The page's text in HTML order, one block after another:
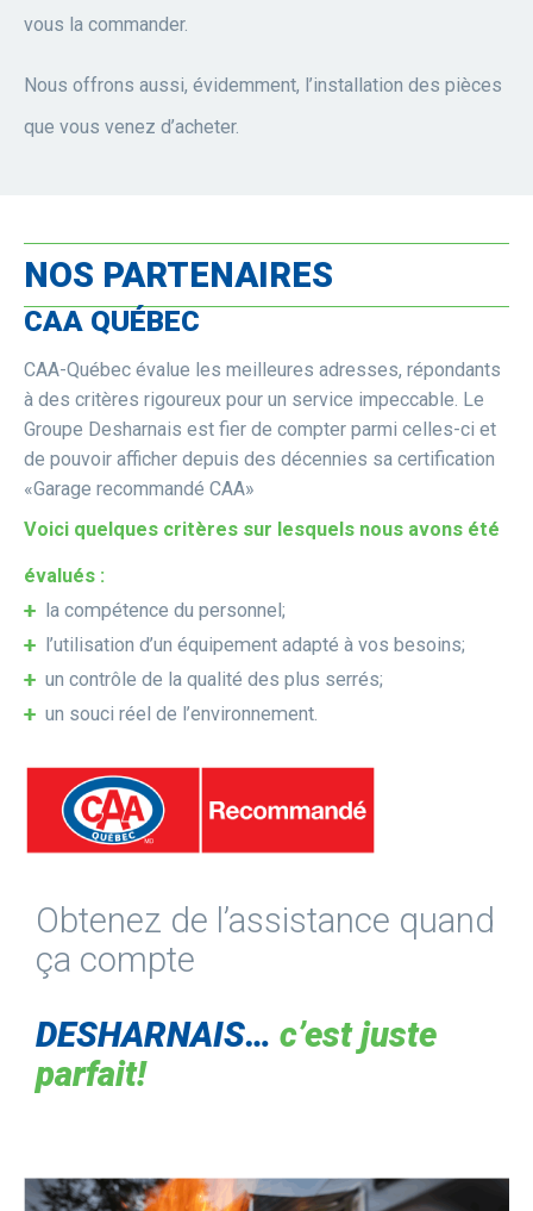
vous la commander.
Nous offrons aussi, évidemment, l’installation des pièces
que vous venez d’acheter.
NOS PARTENAIRES
CAA QUÉBEC
CAA-Québec évalue les meilleures adresses, répondants
à des critères rigoureux pour un service impeccable. Le
Groupe Desharnais est fier de compter parmi celles-ci et
de pouvoir afficher depuis des décennies sa certification
«Garage recommandé CAA»
Voici quelques critères sur lesquels nous avons été
évalués :
la compétence du personnel;
l’utilisation d’un équipement adapté à vos besoins;
un contrôle de la qualité des plus serrés;
un souci réel de l’environnement.
Obtenez de l’assistance quand
ça compte
DESHARNAIS… c’est juste
parfait!